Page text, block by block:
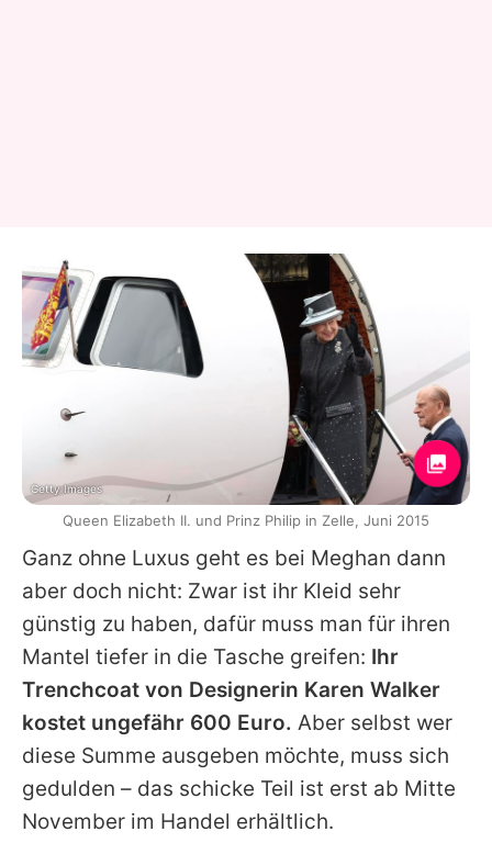
Ganz ohne Luxus geht es bei Meghan dann
aber doch nicht: Zwar ist ihr Kleid sehr
günstig zu haben, dafür muss man für ihren
Mantel tiefer in die Tasche greifen: Ihr
Trenchcoat von Designerin Karen Walker
kostet ungefähr 600 Euro. Aber selbst wer
diese Summe ausgeben möchte, muss sich
gedulden – das schicke Teil ist erst ab Mitte
November im Handel erhältlich.
Getty Images
Queen Elizabeth II. und Prinz Philip in Zelle, Juni 2015